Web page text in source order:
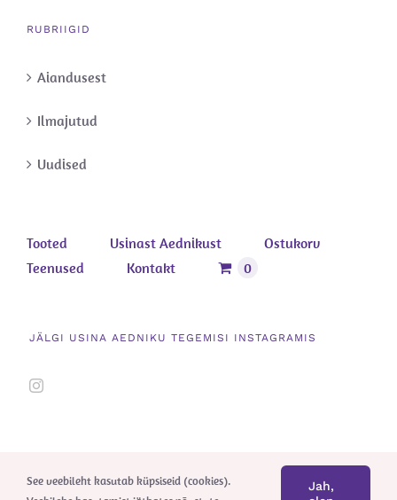
RUBRIIGID
Aiandusest
Ilmajutud
Uudised
Tooted Usinast Aednikust
Ostukorv
Teenused
Kontakt 0
JÄLGI USINA AEDNIKU TEGEMISI INSTAGRAMIS
See veebileht kasutab küpsiseid (cookies).
Jah,